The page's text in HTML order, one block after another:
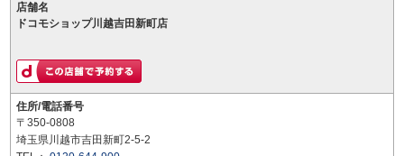
店舗名
ドコモショップ川越吉田新町店
住所/電話番号
〒350-0808
埼玉県川越市吉田新町2-5-2